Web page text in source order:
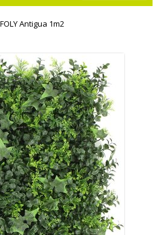
Antigua 1m2